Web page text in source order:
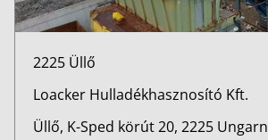
2225 Üllő
Loacker Hulladékhasznosító Kft.
Üllő, K-Sped körút 20, 2225 Ungarn